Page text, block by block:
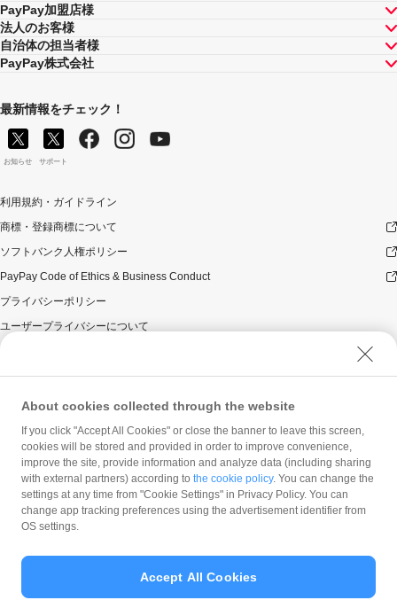
PayPay加盟店様
法人のお客様
自治体の担当者様
PayPay株式会社
最新情報をチェック！
お知らせ サポート
利用規約・ガイドライン
商標・登録商標について
ソフトバンク人権ポリシー
PayPay Code of Ethics & Business Conduct
プライバシーポリシー
ユーザープライバシーについて
ウェブサイト利用規約
反社会的勢力に対する方針
勧誘方針
マネロン等基本方針
カスタマーハラスメントに関する当社の考え方
© PayPay Corporation
About cookies collected through the website
If you click "Accept All Cookies" or close the banner to leave this screen,
cookies will be stored and provided in order to improve convenience,
improve the site, provide information and analyze data (including sharing
with external partners) according to the cookie policy. You can change the
settings at any time from "Cookie Settings" in Privacy Policy. You can
change app tracking preferences using the advertisement identifier from
OS settings.
Accept All Cookies